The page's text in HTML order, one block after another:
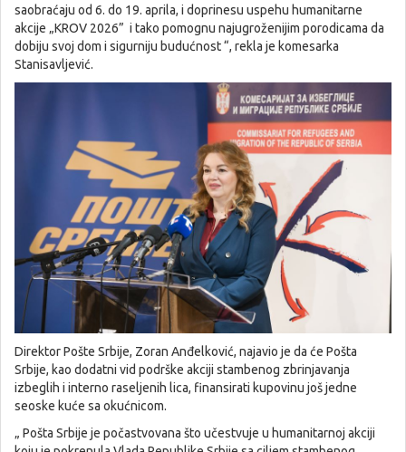
saobraćaju od 6. do 19. aprila, i doprinesu uspehu humanitarne
akcije „KROV 2026” i tako pomognu najugroženijim porodicama da
dobiju svoj dom i sigurniju budućnost “, rekla je komesarka
Stanisavljević.
Direktor Pošte Srbije, Zoran Anđelković, najavio je da će Pošta
Srbije, kao dodatni vid podrške akciji stambenog zbrinjavanja
izbeglih i interno raseljenih lica, finansirati kupovinu još jedne
seoske kuće sa okućnicom.
„ Pošta Srbije je počastvovana što učestvuje u humanitarnoj akciji